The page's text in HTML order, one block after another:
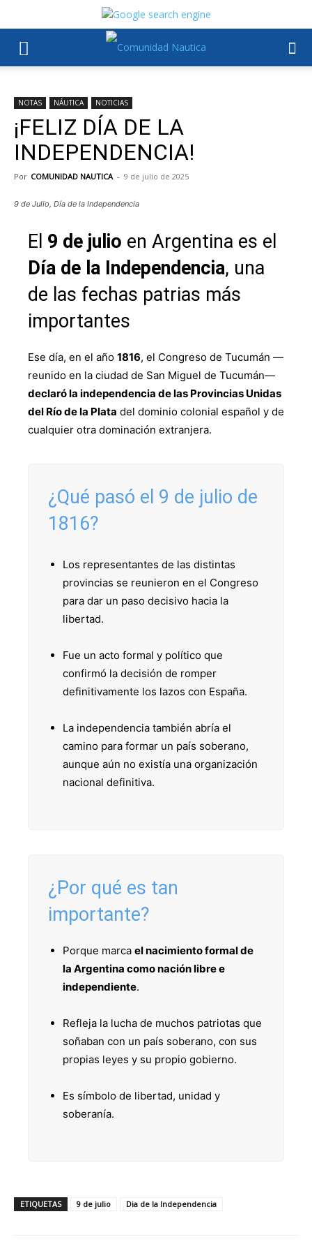
NOTAS NÁUTICA NOTICIAS
¡FELIZ DÍA DE LA
INDEPENDENCIA!
Por COMUNIDAD NAUTICA - 9 de julio de 2025
9 de Julio, Día de la Independencia
El 9 de julio en Argentina es el
Día de la Independencia, una
de las fechas patrias más
importantes
Ese día, en el año 1816, el Congreso de Tucumán —
reunido en la ciudad de San Miguel de Tucumán—
declaró la independencia de las Provincias Unidas
del Río de la Plata del dominio colonial español y de
cualquier otra dominación extranjera.
¿Qué pasó el 9 de julio de
1816?
Los representantes de las distintas
provincias se reunieron en el Congreso
para dar un paso decisivo hacia la
libertad.
Fue un acto formal y político que
confirmó la decisión de romper
definitivamente los lazos con España.
La independencia también abría el
camino para formar un país soberano,
aunque aún no existía una organización
nacional definitiva.
¿Por qué es tan
importante?
Porque marca el nacimiento formal de
la Argentina como nación libre e
independiente.
Refleja la lucha de muchos patriotas que
soñaban con un país soberano, con sus
propias leyes y su propio gobierno.
Es símbolo de libertad, unidad y
soberanía.
ETIQUETAS 9 de julio Dia de la Independencia